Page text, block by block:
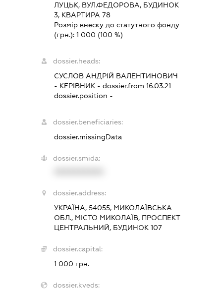
ЛУЦЬК, ВУЛ.ФЕДОРОВА, БУДИНОК
3, КВАРТИРА 78
Розмір внеску до статутного фонду
(грн.): 1 000 (100 %)
dossier.heads:
СУСЛОВ АНДРІЙ ВАЛЕНТИНОВИЧ
- КЕРІВНИК- dossier.from 16.03.21
dossier.position -
dossier.beneficiaries:
dossier.missingData
dossier.smida:
dossier.address:
УКРАЇНА, 54055, МИКОЛАЇВСЬКА
ОБЛ., МІСТО МИКОЛАЇВ, ПРОСПЕКТ
ЦЕНТРАЛЬНИЙ, БУДИНОК 107
dossier.capital:
1 000 грн.
dossier.kveds: